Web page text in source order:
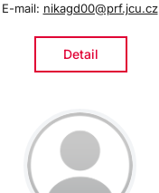
E-mail: nikagd00@prf.jcu.cz
Detail